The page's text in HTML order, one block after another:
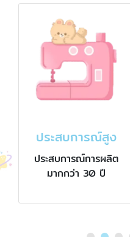
ารณ์สูง
ณ์การผลิต
30 ปี
ผลิตสิ
คุณภ
มาตรฐาน